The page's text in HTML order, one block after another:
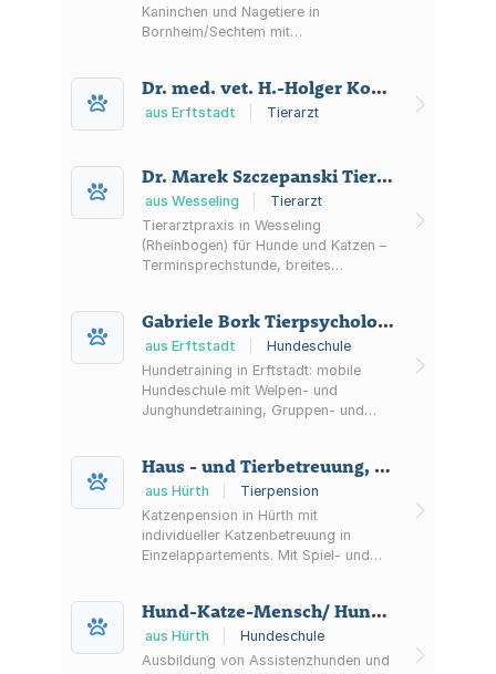
Kaninchen und Nagetiere in
Bornheim/Sechtem mit
Vorsorge und Impfungen bis
Diagnostik, Zahnbehandlung und
Dr. med. vet. H.-Holger Komorowski prakt. Tierarzt
aus Erftstadt Tierarzt
Dr. Marek Szczepanski Tierarztpraxis
aus Wesseling
Tierarzt
Tierarztpraxis in Wesseling
(Rheinbogen) für Hunde und Katzen –
Terminsprechstunde, breites
Hinweise zum Notdienst am
Wochenende.
Gabriele Bork Tierpsychologin (ATN)
aus Erftstadt
Hundeschule
Hundetraining in Erftstadt: mobile
Hundeschule mit Welpen- und
Junghundetraining, Gruppen- und
Methoden.
Haus - und Tierbetreuung, Katzenpension
aus Hürth
Tierpension
Katzenpension in Hürth mit
individueller Katzenbetreuung in
Einzelappartements. Mit Spiel- und
nach Vorgabe. Aufnahme nach
Kennenlerngespräch und definierten
Bedingungen.
Hund-Katze-Mensch/ Hundeschule Apel
aus Hürth
Hundeschule
Ausbildung von Assistenzhunden und